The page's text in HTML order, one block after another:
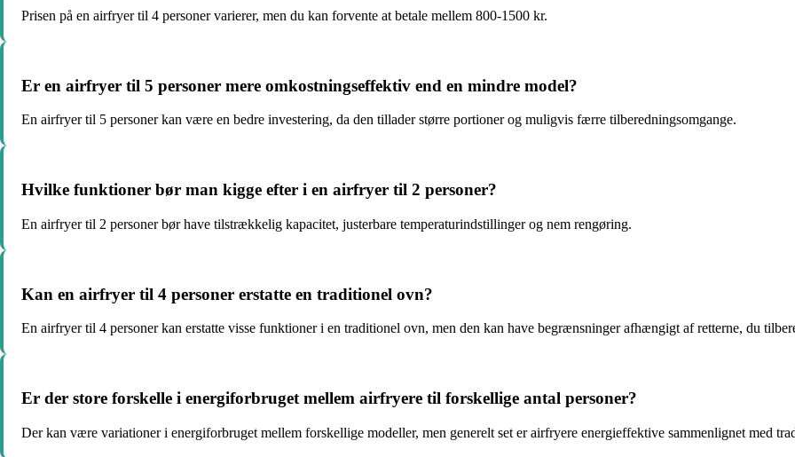
Prisen på en airfryer til 4 personer varierer, men du kan forvente at betale mellem 800-1500 kr.
Er en airfryer til 5 personer mere omkostningseffektiv end en mindre model?
En airfryer til 5 personer kan være en bedre investering, da den tillader større portioner og muligvis færre tilberedningsomgange.
Hvilke funktioner bør man kigge efter i en airfryer til 2 personer?
En airfryer til 2 personer bør have tilstrækkelig kapacitet, justerbare temperaturindstillinger og nem rengøring.
Kan en airfryer til 4 personer erstatte en traditionel ovn?
En airfryer til 4 personer kan erstatte visse funktioner i en traditionel ovn, men den kan have begrænsninger afhængigt af retterne, du
Er der store forskelle i energiforbruget mellem airfryere til forskellige antal personer?
Der kan være variationer i energiforbruget mellem forskellige modeller, men generelt set er airfryere energieffektive sammenlignet med